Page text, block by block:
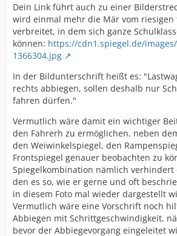
Dein Link führt auch zu einer
wird einmal mehr die Mär vom riesigen
verbreitet, in dem sich ganze
können: https://cdn1.spiegel.de/
1366304.jpg
In der Bildunterschrift heißt es:
rechts abbiegen, sollen deshalb nur
fahren dürfen."
Vermutlich wäre damit ein wichtiger
den Fahrerh zu ermöglichen, neben
den Weiwinkelspiegel, den
Frontspiegel genauer beobachten zu
Spiegelkombination nämlich verhindert
den es so, wie er gerne und oft
in diesem Foto mal wieder dargestellt
Vermutlich wäre eine Vorschrift noch
Abbiegen mit Schrittgeschwindigkeit,
bevor der Abbiegevorgang eingeleitet